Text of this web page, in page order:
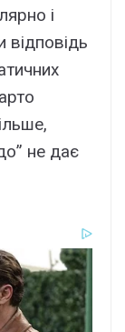
і
відповідь
не дає